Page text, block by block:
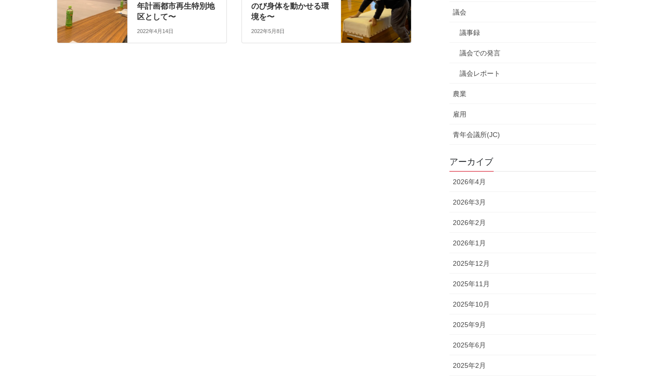
年計画都市再生特別地
区として〜
2022年4月14日
のび身体を動かせる環
境を〜
2022年5月8日
議会
議事録
議会での発言
議会レポート
農業
雇用
青年会議所(JC)
アーカイブ
2026年4月
2026年3月
2026年2月
2026年1月
2025年12月
2025年11月
2025年10月
2025年9月
2025年6月
2025年2月